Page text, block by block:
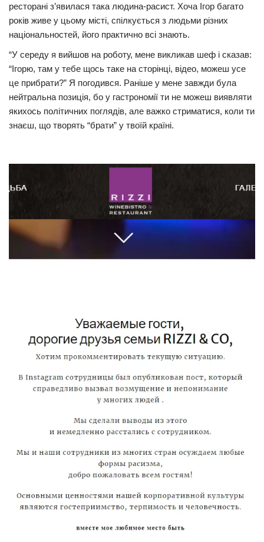
ресторані з’явилася така людина-расист. Хоча Ігор багато
років живе у цьому місті, спілкується з людьми різних
національностей, його практично всі знають.
“У середу я вийшов на роботу, мене викликав шеф і сказав:
“Ігорю, там у тебе щось таке на сторінці, відео, можеш усе
це прибрати?” Я погодився. Раніше у мене завжди була
нейтральна позиція, бо у гастрономії ти не можеш виявляти
якихось політичних поглядів, але важко стриматися, коли ти
знаєш, що творять “брати” у твоїй країні.